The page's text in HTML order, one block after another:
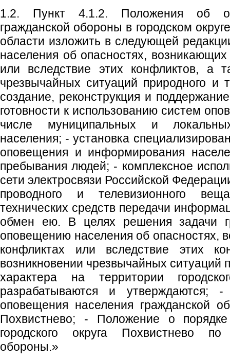
1.2. Пункт 4.1.2. Положения об
гражданской обороны в городском
области изложить в следующей
населения об опасностях,
или вследствие этих конфликтов, а
чрезвычайных ситуаций природного и
создание, реконструкция и
готовности к использованию систем
числе муниципальных и
населения; - установка
оповещения и информирования
пребывания людей; - комплексное
сети электросвязи Российской
проводного и телевизионного
технических средств передачи
обмен ею. В целях решения задачи
оповещению населения об опасностях,
конфликтах или вследствие этих
возникновении чрезвычайных ситуаций
характера на территории
разрабатываются и утверждаются;
оповещения населения гражданской
Похвистнево; - Положение о
городского округа Похвистнево
обороны.»